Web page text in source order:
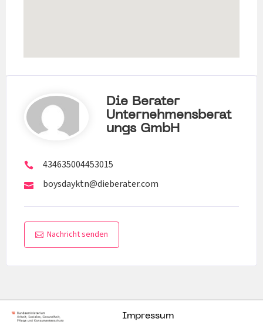
Die Berater
Unternehmensberat
Ungs GmbH
434635004453015
boysdayktn@dieberater.com
Nachricht senden
Impressum